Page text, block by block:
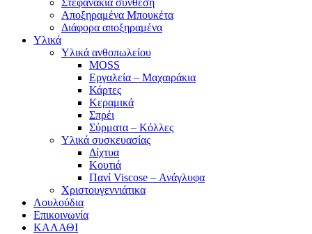
Αποξηραμένα Μπουκέτα
Διάφορα αποξηραμένα
Υλικά
Υλικά ανθοπωλείου
MOSS
Εργαλεία – Μαχαιράκια
Κάρτες
Κεραμικά
Σπρέι
Σύρματα – Κόλλες
Υλικά συσκευασίας
Δίχτυα
Κουτιά
Πανί Viscose – Ανάγλυφα
Χριστουγεννιάτικα
Λουλούδια
Επικοινωνία
ΚΑΛΑΘΙ